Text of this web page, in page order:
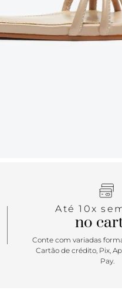
Até 10x
no
Conte com variadas
Cartão de crédito, Pix,
Pay.